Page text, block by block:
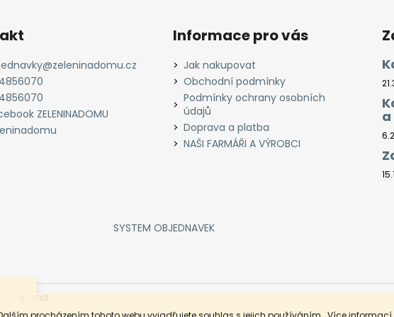
@zeleninadomu.cz
ZELENINADOMU
Informace pro vás
Jak nakupovat
Obchodní podmínky
Podmínky ochrany osobních
údajů
Doprava a platba
NAŠI FARMÁŘI A VÝROBCI
SYSTEM OBJEDNAVEK